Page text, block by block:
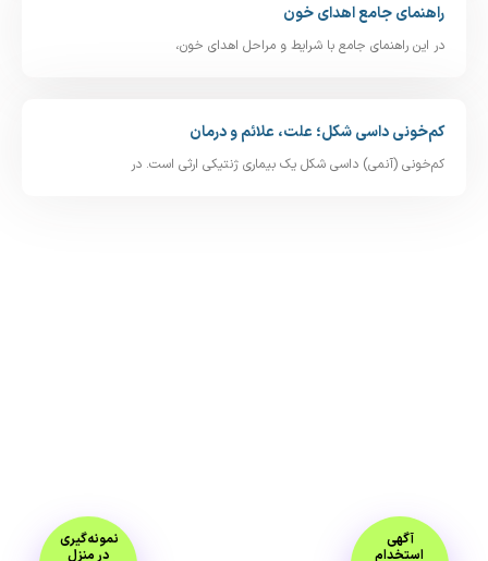
راهنمای جامع اهدای خون
در این راهنمای جامع با شرایط و مراحل اهدای خون،
کم‌خونی داسی‌ شکل؛ علت، علائم و درمان
کم‌خونی (آنمی) داسی‌ شکل یک بیماری ژنتیکی ارثی است. در
نمونه‌گیری
آگهی